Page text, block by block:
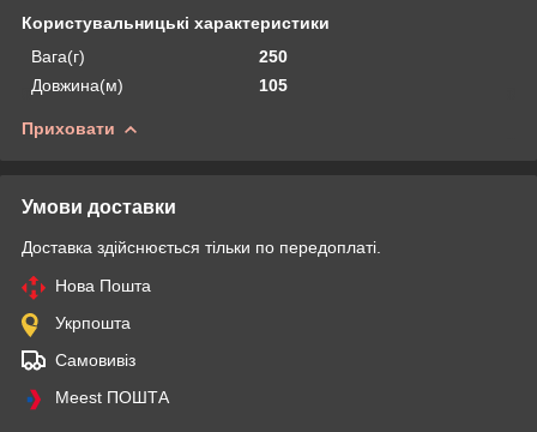
Користувальницькі характеристики
Вага(г)
250
Довжина(м)
105
Приховати
Умови доставки
Доставка здійснюється тільки по передоплаті.
Нова Пошта
Укрпошта
Самовивіз
Meest ПОШТА